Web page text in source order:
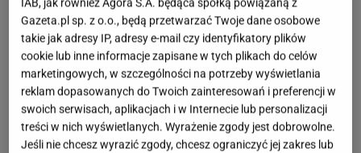
Gazeta.pl sp. z o.o., będą przetwarzać Twoje dane osobowe
takie jak adresy IP, adresy e-mail czy identyfikatory plików
cookie lub inne informacje zapisane w tych plikach do celów
marketingowych, w szczególności na potrzeby wyświetlania
reklam dopasowanych do Twoich zainteresowań i preferencji w
swoich serwisach, aplikacjach i w Internecie lub personalizacji
treści w nich wyświetlanych. Wyrażenie zgody jest dobrowolne.
Jeśli nie chcesz wyrazić zgody, chcesz ograniczyć jej zakres lub